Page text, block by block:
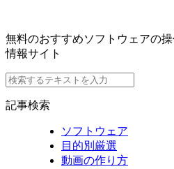
無料のおすすめソフトウェアの
情報サイト
記事検索
ソフトウェア
目的別厳選
動画の作り方